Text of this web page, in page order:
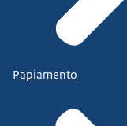
Papiamento